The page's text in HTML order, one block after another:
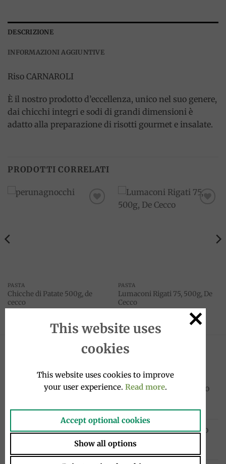
DESCRIZIONE
INFORMAZIONI AGGIUNTIVE
Riso CARNAROLI
È il nostro prodotto d’eccellenza, unico nel suo genere,
dai chicchi integri e sodi di grandi dimensioni è
adatto alla preparazione di risotti gourmet e insalate.
PRODOTTI CORRELATI
PASTA
Chicche di Patate 500g, de
cecco
PASTA
Lumaconi Rigati 75, 500g, De
Cecco
Sanpellegrino Chinò Extra Lime e Zenzero
1.95€
Cocktail in bottiglia 4x20cl, Sanpellegrino
This website uses
cookies
This website uses cookies to improve
your user experience. Read more.
Accept optional cookies
Show all options